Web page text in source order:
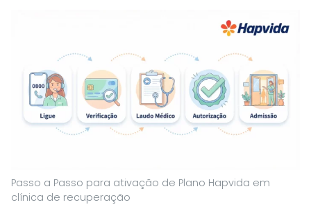
Passo a Passo para ativação de Plano Hapvida em
clínica de recuperação